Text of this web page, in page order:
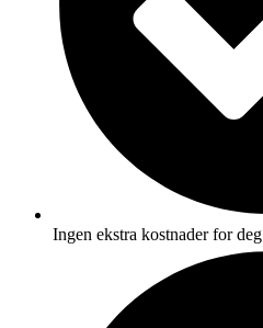
Ingen ekstra kostnader for deg